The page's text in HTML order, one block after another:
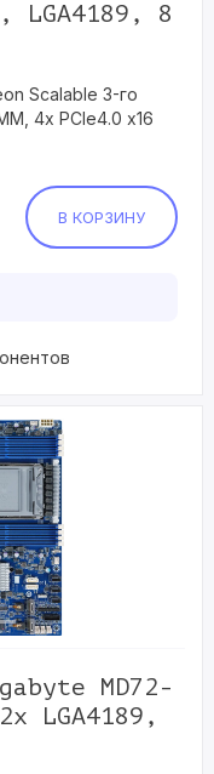
LGA4189, 8
Scalable 3-го
4x PCIe4.0 x16
В КОРЗИНУ
MD72-
LGA4189,